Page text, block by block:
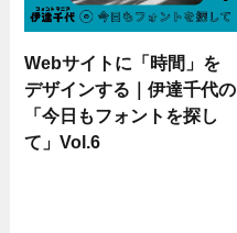
Webサイトに「時間」を
デザインする｜伊達千代の
「今日もフォントを探し
て」Vol.6